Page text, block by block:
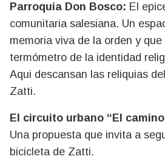
Parroquia Don Bosco: El
comunitaria salesiana. Un
memoria viva de la orden y
termómetro de la identidad
Aqui descansan las reliquias
Zatti.
El circuito urbano “El
Una propuesta que invita a
bicicleta de Zatti.